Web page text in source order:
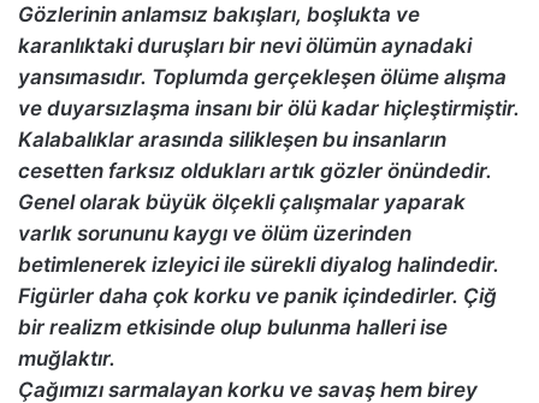
Gözlerinin anlamsız bakışları, boşlukta ve
karanlıktaki duruşları bir nevi ölümün aynadaki
yansımasıdır. Toplumda gerçekleşen ölüme alışma
ve duyarsızlaşma insanı bir ölü kadar hiçleştirmiştir.
Kalabalıklar arasında silikleşen bu insanların
cesetten farksız oldukları artık gözler önündedir.
Genel olarak büyük ölçekli çalışmalar yaparak
varlık sorununu kaygı ve ölüm üzerinden
betimlenerek izleyici ile sürekli diyalog halindedir.
Figürler daha çok korku ve panik içindedirler. Çiğ
bir realizm etkisinde olup bulunma halleri ise
muğlaktır.
Çağımızı sarmalayan korku ve savaş hem birey